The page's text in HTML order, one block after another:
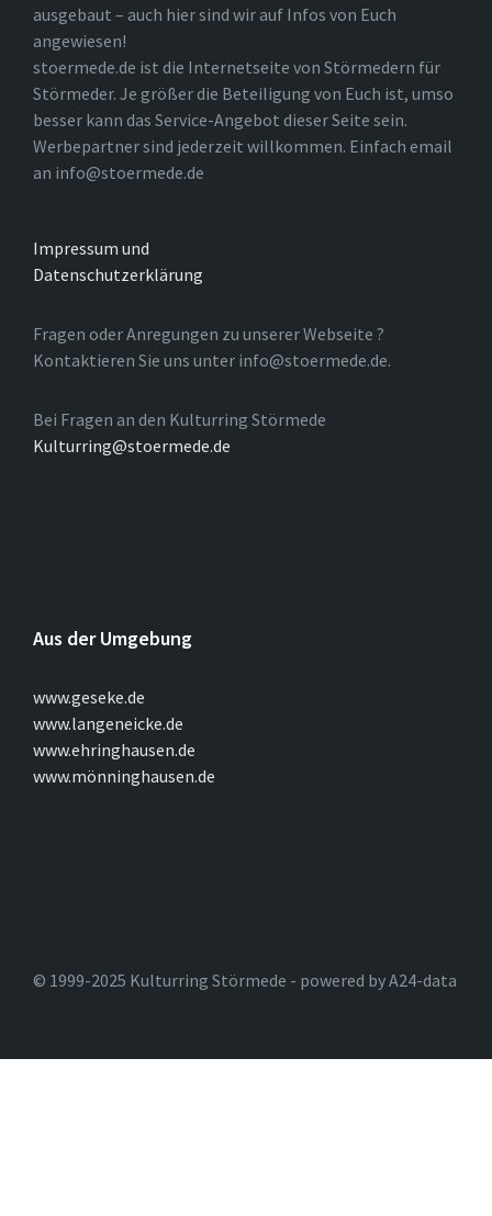
ausgebaut – auch hier sind wir auf Infos von Euch
angewiesen!
stoermede.de ist die Internetseite von Störmedern für
Störmeder. Je größer die Beteiligung von Euch ist, umso
besser kann das Service-Angebot dieser Seite sein.
Werbepartner sind jederzeit willkommen. Einfach email
an info@stoermede.de
Impressum und
Datenschutzerklärung
Fragen oder Anregungen zu unserer Webseite ?
Kontaktieren Sie uns unter info@stoermede.de.
Bei Fragen an den Kulturring Störmede
Kulturring@stoermede.de
Aus der Umgebung
www.geseke.de
www.langeneicke.de
www.ehringhausen.de
www.mönninghausen.de
© 1999-2025 Kulturring Störmede - powered by A24-data